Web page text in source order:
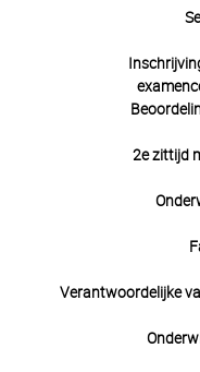
2e zittijd
Verantwoordelijke